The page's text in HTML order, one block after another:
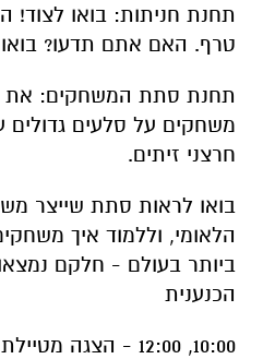
תחנת חניתות: בואו לצוד!
טרף. האם אתם תדעו?
תחנת סתת המשחקים: את
משחקים על סלעים גדולים
חרצני זיתים.
בואו לראות סתת שייצר
הלאומי, וללמוד איך
ביותר בעולם - חלקם
הכנענית
10:00, 12:00 -